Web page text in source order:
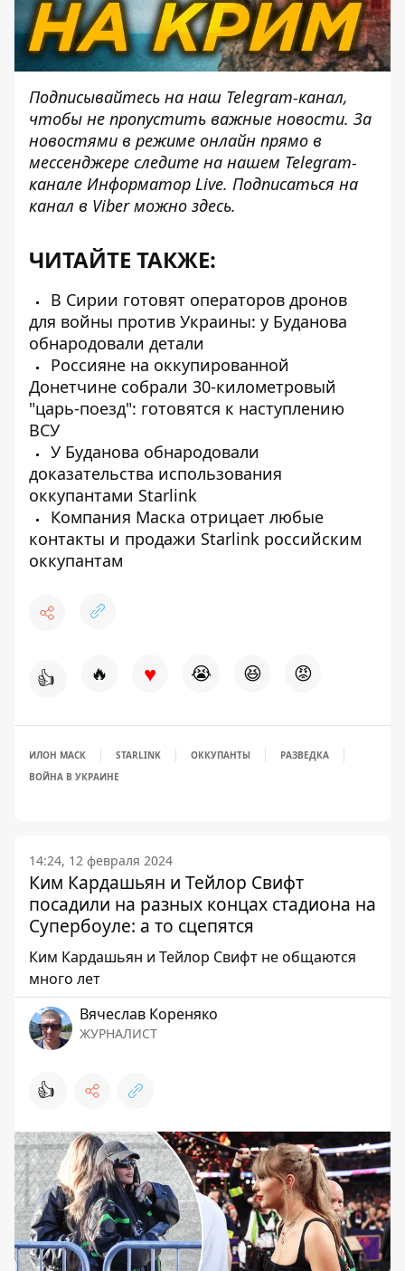
Подписывайтесь на наш Telegram-канал,
чтобы не пропустить важные новости. За
новостями в режиме онлайн прямо в
мессенджере следите на нашем Telegram-
канале Информатор Live. Подписаться на
канал в Viber можно здесь.
ЧИТАЙТЕ ТАКЖЕ:
В Сирии готовят операторов дронов
для войны против Украины: у Буданова
обнародовали детали
Россияне на оккупированной
Донетчине собрали 30-километровый
"царь-поезд": готовятся к наступлению
ВСУ
У Буданова обнародовали
доказательства использования
оккупантами Starlink
Компания Маска отрицает любые
контакты и продажи Starlink российским
оккупантам
👍 🔥 ♥ 😭 😆 😡
ИЛОН МАСК STARLINK ОККУПАНТЫ
РАЗВЕДКА
ВОЙНА В УКРАИНЕ
14:24, 12 февраля 2024
Ким Кардашьян и Тейлор Свифт
посадили на разных концах стадиона на
Супербоуле: а то сцепятся
Ким Кардашьян и Тейлор Свифт не общаются
много лет
Вячеслав Кореняко
ЖУРНАЛИСТ
👍